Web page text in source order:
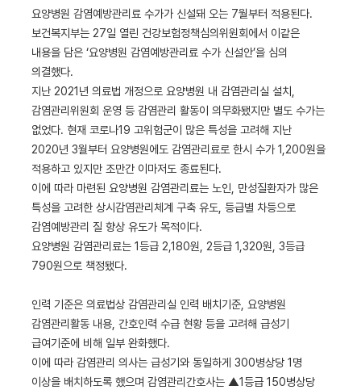
요양병원 감염예방관리료 수가가 신설돼 오는 7월부터 적용된다.
보건복지부는 27일 열린 건강보험정책심의위원회에서 이같은
내용을 담은 ‘요양병원 감염예방관리료 수가 신설안’을 심의
의결했다.
지난 2021년 의료법 개정으로 요양병원 내 감염관리실 설치,
감염관리위원회 운영 등 감염관리 활동이 의무화됐지만 별도 수가는
없었다. 현재 코로나19 고위험군이 많은 특성을 고려해 지난
2020년 3월부터 요양병원에도 감염관리료로 한시 수가 1,200원을
적용하고 있지만 조만간 이마저도 종료된다.
이에 따라 마련된 요양병원 감염관리료는 노인, 만성질환자가 많은
특성을 고려한 상시감염관리체계 구축 유도, 등급별 차등으로
감염예방관리 질 향상 유도가 목적이다.
요양병원 감염관리료는 1등급 2,180원, 2등급 1,320원, 3등급
790원으로 책정됐다.
인력 기준은 의료법상 감염관리실 인력 배치기준, 요양병원
감염관리활동 내용, 간호인력 수급 현황 등을 고려해 급성기
급여기준에 비해 일부 완화했다.
이에 따라 감염관리 의사는 급성기와 동일하게 300병상당 1명
이상을 배치하도록 했으며 감염관리간호사는 ▲1등급 150병상당